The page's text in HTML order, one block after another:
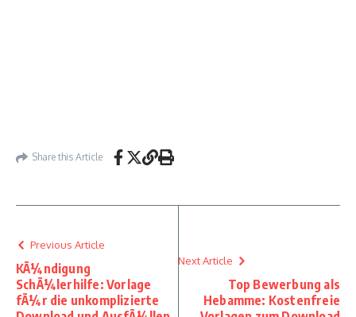
Share this Article
Previous Article
KÃ¼ndigung
SchÃ¼lerhilfe: Vorlage
fÃ¼r die unkomplizierte
Next Article
Top Bewerbung als
Hebamme: Kostenfreie